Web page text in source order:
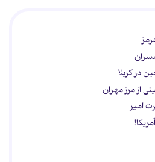
در کربلا
از مرز مهران
امیر